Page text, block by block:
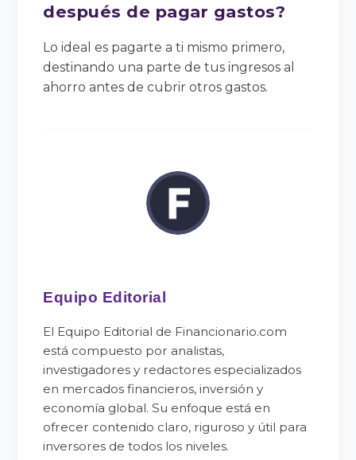
después de pagar gastos?
Lo ideal es pagarte a ti mismo primero,
destinando una parte de tus ingresos al
ahorro antes de cubrir otros gastos.
Equipo Editorial
El Equipo Editorial de Financionario.com
está compuesto por analistas,
investigadores y redactores especializados
en mercados financieros, inversión y
economía global. Su enfoque está en
ofrecer contenido claro, riguroso y útil para
inversores de todos los niveles.